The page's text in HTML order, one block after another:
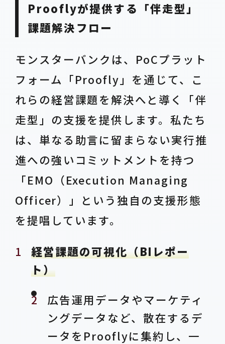
Prooflyが提供する「伴走型」
課題解決フロー
モンスターバンクは、PoCプラット
フォーム「Proofly」を通じて、こ
れらの経営課題を解決へと導く「伴
走型」の支援を提供します。私たち
は、単なる助言に留まらない実行推
進への強いコミットメントを持つ
「EMO（Execution Managing
Officer）」という独自の支援形態
を提唱しています。
経営課題の可視化（BIレポー
ト）
広告運用データやマーケティ
ングデータなど、散在するデ
ータをProoflyに集約し、一